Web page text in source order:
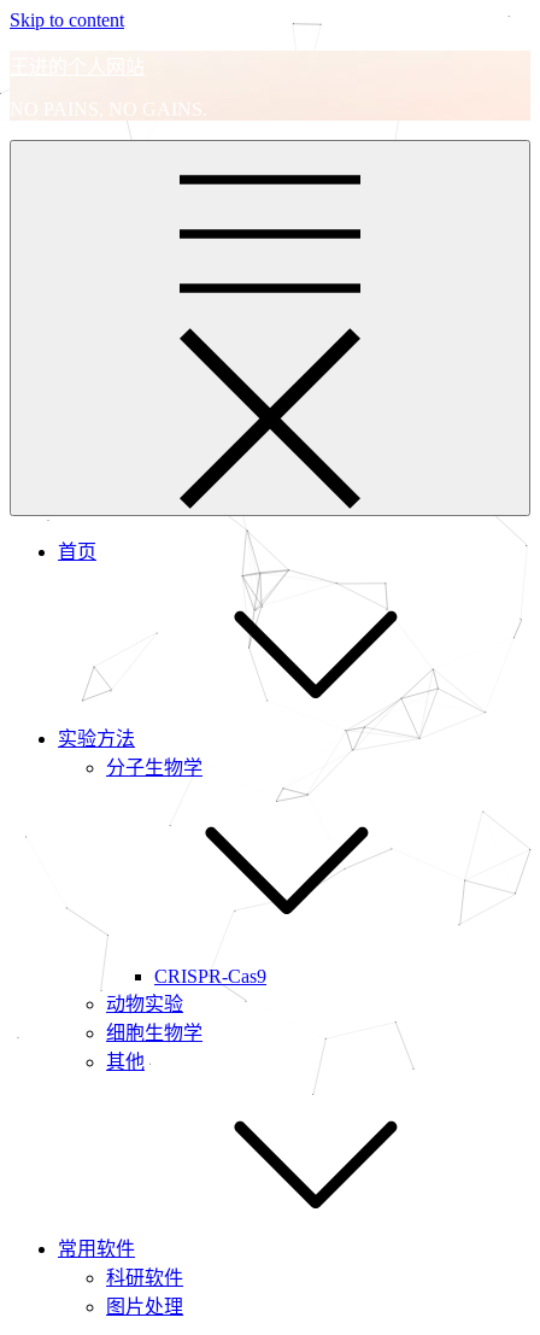
Skip to content
王进的个人网站
NO PAINS, NO GAINS.
首页
实验方法
分子生物学
CRISPR-Cas9
动物实验
细胞生物学
其他
常用软件
科研软件
图片处理